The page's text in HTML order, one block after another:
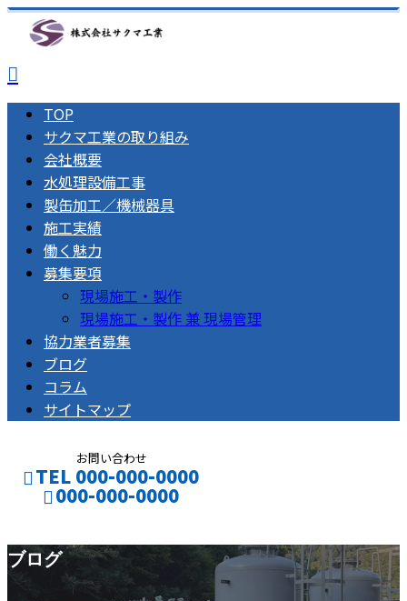
TOP
サクマ工業の取り組み
会社概要
水処理設備工事
製缶加工／機械器具
施工実績
働く魅力
募集要項
現場施工・製作
現場施工・製作 兼 現場管理
協力業者募集
ブログ
コラム
サイトマップ
お問い合わせ
TEL 000-000-0000
000-000-0000
ブログ